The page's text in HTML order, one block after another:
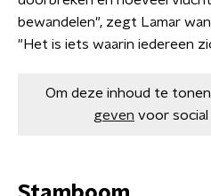
bewandelen", zegt Lamar
"Het is iets waarin iedereen
Om deze inhoud te
geven voor social